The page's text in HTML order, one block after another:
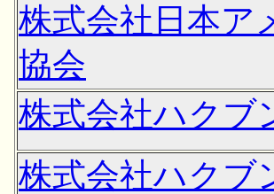
株式会社日本ア
協会
株式会社ハクブ
株式会社ハクブ